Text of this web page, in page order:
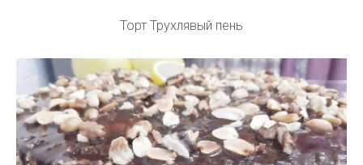
Торт Трухлявый пень